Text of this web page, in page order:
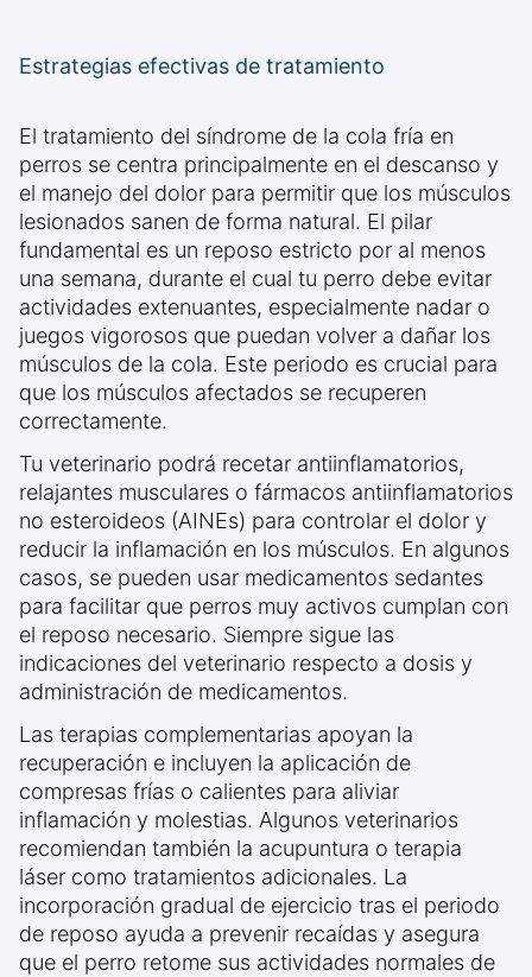
Estrategias efectivas de tratamiento
El tratamiento del síndrome de la cola fría en
perros se centra principalmente en el descanso y
el manejo del dolor para permitir que los músculos
lesionados sanen de forma natural. El pilar
fundamental es un reposo estricto por al menos
una semana, durante el cual tu perro debe evitar
actividades extenuantes, especialmente nadar o
juegos vigorosos que puedan volver a dañar los
músculos de la cola. Este periodo es crucial para
que los músculos afectados se recuperen
correctamente.
Tu veterinario podrá recetar antiinflamatorios,
relajantes musculares o fármacos antiinflamatorios
no esteroideos (AINEs) para controlar el dolor y
reducir la inflamación en los músculos. En algunos
casos, se pueden usar medicamentos sedantes
para facilitar que perros muy activos cumplan con
el reposo necesario. Siempre sigue las
indicaciones del veterinario respecto a dosis y
administración de medicamentos.
Las terapias complementarias apoyan la
recuperación e incluyen la aplicación de
compresas frías o calientes para aliviar
inflamación y molestias. Algunos veterinarios
recomiendan también la acupuntura o terapia
láser como tratamientos adicionales. La
incorporación gradual de ejercicio tras el periodo
de reposo ayuda a prevenir recaídas y asegura
que el perro retome sus actividades normales de